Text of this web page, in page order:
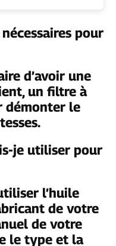
pour
d’avoir une
un filtre à
démonter le
je utiliser pour
l’huile
de votre
de votre
le type et la